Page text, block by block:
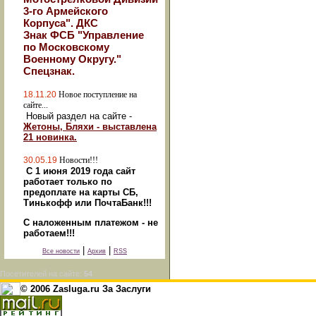
3-го Армейского
Корпуса". ДКС
Знак ФСБ "Управление
по Московскому
Военному Округу."
Спецзнак.
18.11.20 Новое поступление на
сайте...
Новый раздел на сайте -
Жетоны, Бляхи - выставлена
21 новинка.
30.05.19 Новости!!!
С 1 июня 2019 года сайт
работает только по
предоплате на карты СБ,
Тинькофф или ПочтаБанк!!!
С наложенным платежом - не
работаем!!!
Все новости Архив RSS
Посетителей на сайте: 54
© 2006 Zasluga.ru За Заслуги